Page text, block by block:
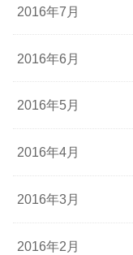
2016年7月
2016年6月
2016年5月
2016年4月
2016年3月
2016年2月